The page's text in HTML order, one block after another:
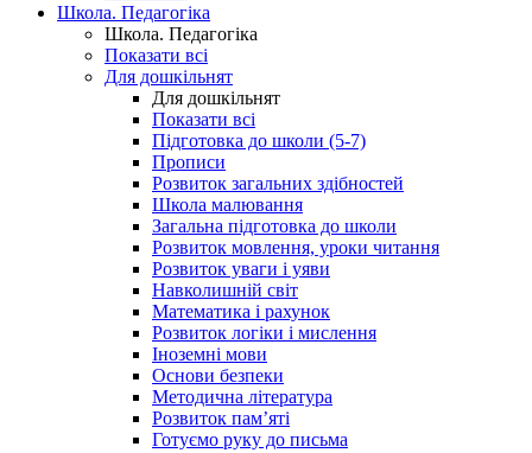
Школа. Педагогіка
Школа. Педагогіка
Показати всі
Для дошкільнят
Для дошкільнят
Показати всі
Підготовка до школи (5-7)
Прописи
Розвиток загальних здібностей
Школа малювання
Загальна підготовка до школи
Розвиток мовлення, уроки читання
Розвиток уваги і уяви
Навколишній світ
Математика і рахунок
Розвиток логіки і мислення
Іноземні мови
Основи безпеки
Методична література
Розвиток пам’яті
Готуємо руку до письма